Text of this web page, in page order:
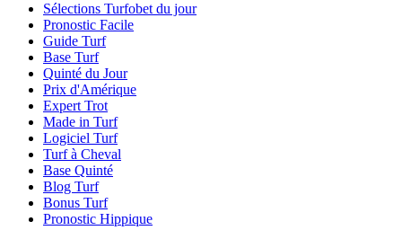
Sélections Turfobet du jour
Pronostic Facile
Guide Turf
Base Turf
Quinté du Jour
Prix d'Amérique
Expert Trot
Made in Turf
Logiciel Turf
Turf à Cheval
Base Quinté
Blog Turf
Bonus Turf
Pronostic Hippique